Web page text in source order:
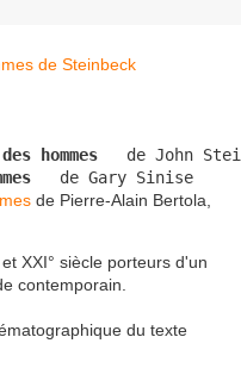
hommes
de Gary Sinise
de Pierre-Alain Bertola,
XXI° siècle porteurs d'un
contemporain.
du texte